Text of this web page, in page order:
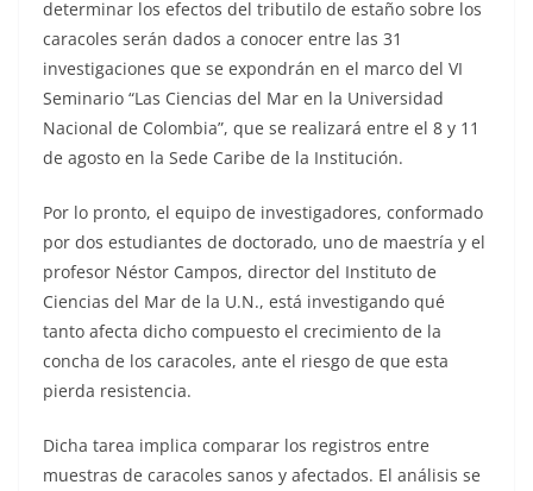
determinar los efectos del tributilo de estaño sobre los
caracoles serán dados a conocer entre las 31
investigaciones que se expondrán en el marco del VI
Seminario “Las Ciencias del Mar en la Universidad
Nacional de Colombia”, que se realizará entre el 8 y 11
de agosto en la Sede Caribe de la Institución.
Por lo pronto, el equipo de investigadores, conformado
por dos estudiantes de doctorado, uno de maestría y el
profesor Néstor Campos, director del Instituto de
Ciencias del Mar de la U.N., está investigando qué
tanto afecta dicho compuesto el crecimiento de la
concha de los caracoles, ante el riesgo de que esta
pierda resistencia.
Dicha tarea implica comparar los registros entre
muestras de caracoles sanos y afectados. El análisis se